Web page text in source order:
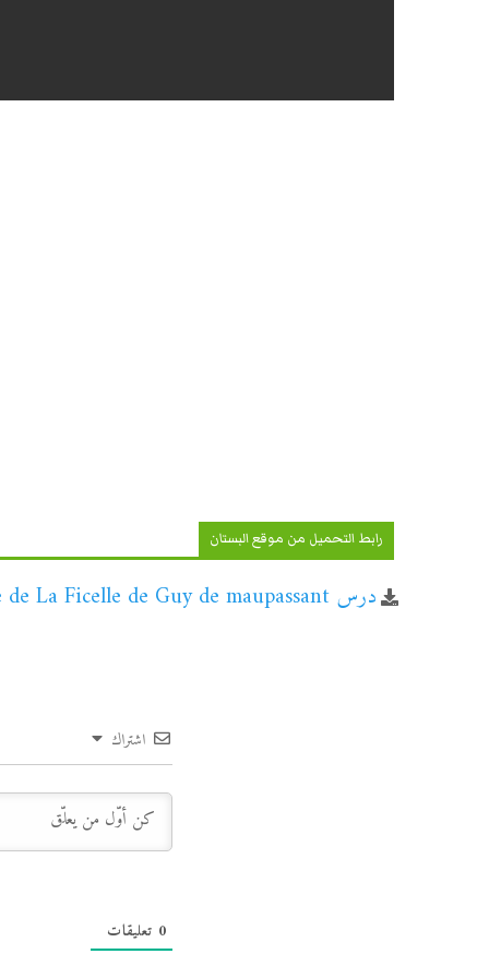
رابط التحميل من موقع البستان
درس Résumé de La Ficelle de Guy de maupassant – مادة اللغة الفرنسية – جذع مشترك
اشتراك
0 تعليقات